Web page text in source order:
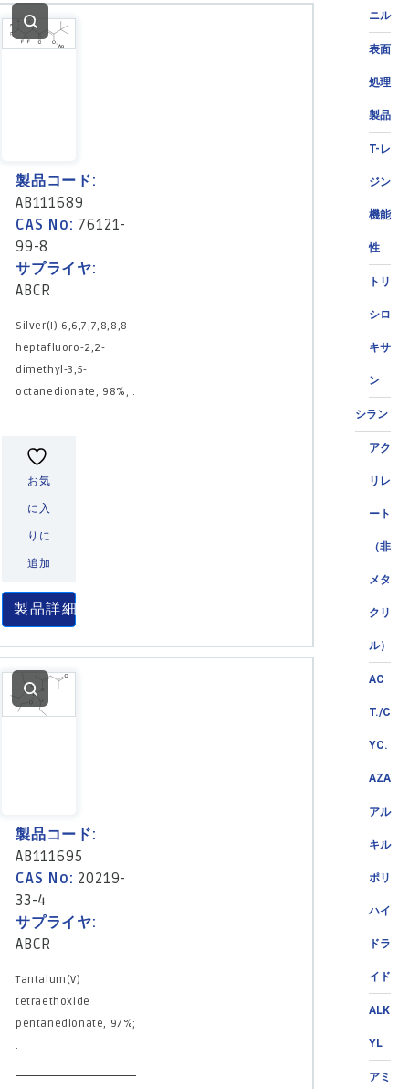
ニル
表面
処理
製品
T-レ
ジン
機能
性
トリ
シロ
キサ
ン
シラン
アク
リレ
ート
（非
メタ
クリ
ル）
AC
T./C
YC.
AZA
アル
キル
ポリ
ハイ
ドラ
イド
ALK
YL
アミ
製品コード:
AB111689
CAS No: 76121-
99-8
サプライヤ:
ABCR
Silver(I) 6,6,7,7,8,8,8-
heptafluoro-2,2-
dimethyl-3,5-
octanedionate, 98%; .
お気
に入
りに
追加
製品詳細
製品コード:
AB111695
CAS No: 20219-
33-4
サプライヤ:
ABCR
Tantalum(V)
tetraethoxide
pentanedionate, 97%;
.